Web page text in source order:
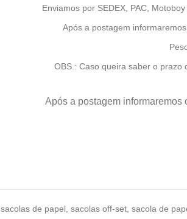
Enviamos por SEDEX, PAC,
Após a postagem
OBS.: Caso queira saber o
Após a postagem informaremos
sacolas de papel, sacolas off-set, sacola de